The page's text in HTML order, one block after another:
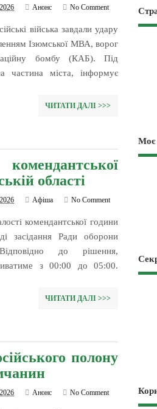
Анонс No Comment
війська завдали удару
Ізюмської МВА, ворог
бомбу (КАБ). Під
частина міста, інформує
ЧИТАТИ ДАЛІ >>>
області
Афіша No Comment
комендантської години
засідання Ради оборони
до рішення,
з 00:00 до 05:00.
ЧИТАТИ ДАЛІ >>>
полону
Анонс No Comment
Моє